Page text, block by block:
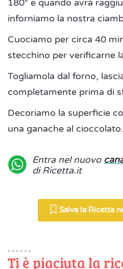
180° e quando avrà
inforniamo la nostra
Cuociamo per circa 40
stecchino per verificarne
Togliamola dal forno,
completamente prima di
Decoriamo la superficie
una ganache al cioccolato.
Entra nel nuovo
di Ricetta.it
Salva la Ricetta
Ti è piaciuta la